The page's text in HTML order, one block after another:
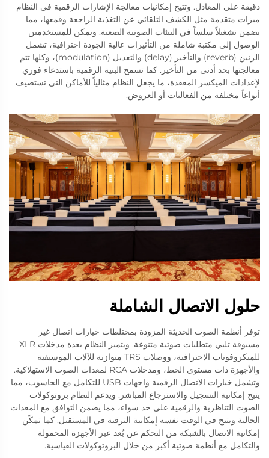
دقيقة على المعادل. وتتيح إمكانيات معالجة الإشارات الرقمية في النظام
ميزات متقدمة مثل الكشف التلقائي عن التغذية الراجعة وقمعها، مما
يضمن تشغيلاً سلساً في البيئات الصوتية الصعبة. ويمكن للمستخدمين
الوصول إلى مكتبة شاملة من التأثيرات عالية الجودة احترافية، تشمل
الرنين (reverb) والتأخير (delay) والتعديل (modulation)، وكلها تتم
معالجتها بحد أدنى من التأخير. كما تسمح البنية الرقمية باستدعاء فوري
لإعدادات الميكسر المعقدة، ما يجعل النظام مثالياً للأماكن التي تستضيف
أنواعاً مختلفة من الفعاليات أو العروض.
حلول الاتصال الشاملة
توفر أنظمة الصوت الحديثة المزودة بمختلطات خيارات اتصال غير
مسبوقة تلبي متطلبات صوتية متنوعة. ويتميز النظام بعدة مدخلات XLR
للميكروفونات الاحترافية، ووصلات TRS متوازنة للآلات الموسيقية
والأجهزة ذات مستوى الخط، ومدخلات RCA لمعدات الصوت الاستهلاكية.
وتشمل خيارات الاتصال الرقمية واجهات USB للتكامل مع الحاسوب، مما
يتيح إمكانية التسجيل والاسترجاع المباشر. ويدعم النظام بروتوكولات
الصوت التناظرية والرقمية على حد سواء، مما يضمن التوافق مع المعدات
الحالية ويتيح في الوقت نفسه إمكانية الترقية في المستقبل. كما تمكّن
إمكانية الاتصال بالشبكة من التحكم عن بُعد عبر الأجهزة المحمولة
والتكامل مع أنظمة صوتية أكبر من خلال البروتوكولات القياسية.